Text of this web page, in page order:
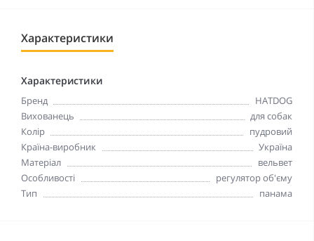
Характеристики
Характеристики
Бренд
HATDOG
Вихованець
для собак
Колір
пудровий
Країна-виробник
Україна
Матеріал
вельвет
Особливості
регулятор об'єму
Тип
панама